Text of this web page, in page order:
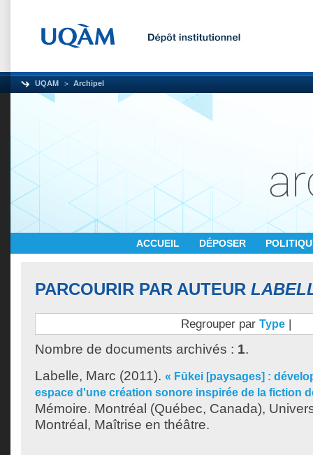
UQAM Archipel
ACCUEIL DÉPOSER
PARCOURIR PAR AUTEUR
Regrouper par Type |
Nombre de documents archivés : 1.
Labelle, Marc (2011). « Fūkei [paysages] :
espace d'une création sonore inspirée de la fiction
Mémoire. Montréal (Québec, Canada),
Montréal, Maîtrise en théâtre.